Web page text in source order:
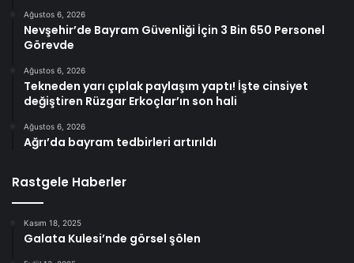
Ağustos 6, 2026
Nevşehir’de Bayram Güvenliği İçin 3 Bin 650 Personel
Görevde
Ağustos 6, 2026
Tekneden yarı çıplak paylaşım yaptı! İşte cinsiyet
değiştiren Rüzgar Erkoçlar’ın son hali
Ağustos 6, 2026
Ağrı’da bayram tedbirleri artırıldı
Rastgele Haberler
Kasım 18, 2025
Galata Kulesi’nde görsel şölen